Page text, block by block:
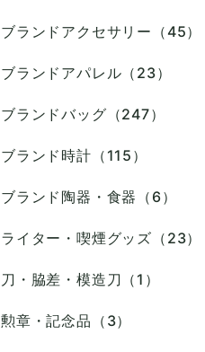
ブランドアクセサリー（45）
ブランドアパレル（23）
ブランドバッグ（247）
ブランド時計（115）
ブランド陶器・食器（6）
ライター・喫煙グッズ（23）
刀・脇差・模造刀（1）
勲章・記念品（3）